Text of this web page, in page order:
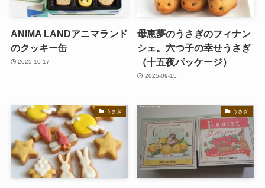
ANIMA LANDアニマランド
のクッキー缶
2025-10-17
母恵夢のうさぎのフィナン
シェ。六つ子の幸せうさぎ
（十五夜パッケージ）
2025-09-15
うさぎ うさぎ